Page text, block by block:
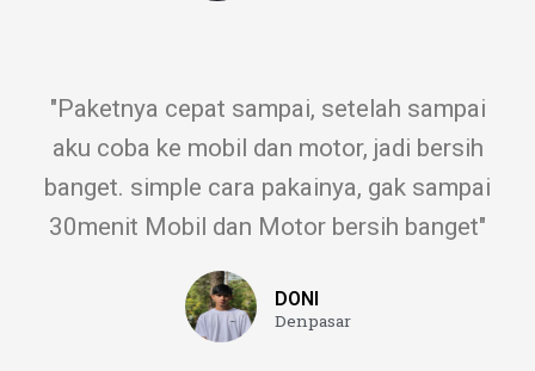
"Paketnya cepat sampai, setelah sampai
aku coba ke mobil dan motor, jadi bersih
banget. simple cara pakainya, gak sampai
30menit Mobil dan Motor bersih banget"
DONI
Denpasar